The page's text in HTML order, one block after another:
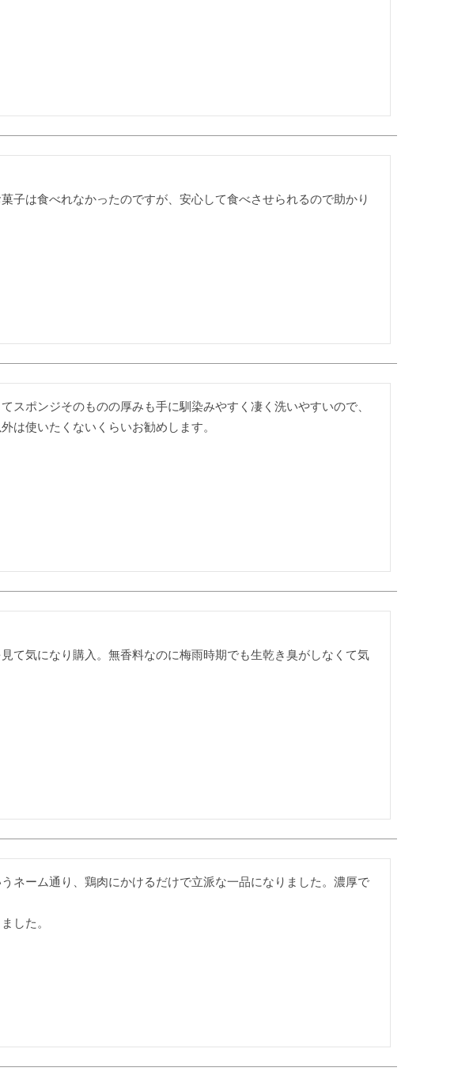
子は食べれなかったのですが、安心して食べさせられるので助かり
スポンジそのものの厚みも手に馴染みやすく凄く洗いやすいので、
は使いたくないくらいお勧めします。
て気になり購入。無香料なのに梅雨時期でも生乾き臭がしなくて気
ネーム通り、鶏肉にかけるだけで立派な一品になりました。濃厚で
した。